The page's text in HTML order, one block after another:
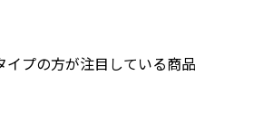
イプの方が注目している商品